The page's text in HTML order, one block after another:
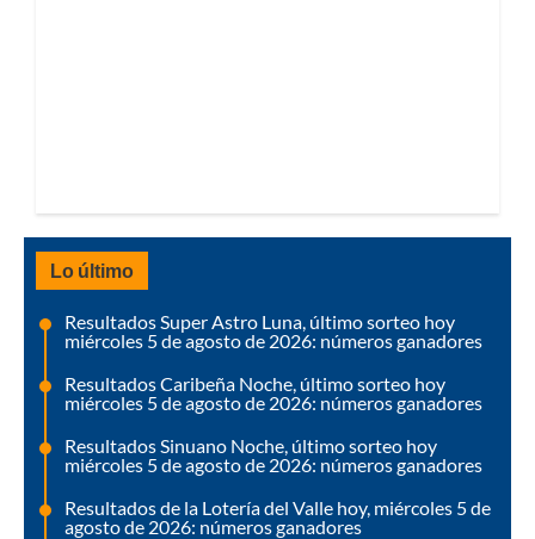
Lo último
Resultados Super Astro Luna, último sorteo hoy
miércoles 5 de agosto de 2026: números ganadores
Resultados Caribeña Noche, último sorteo hoy
miércoles 5 de agosto de 2026: números ganadores
Resultados Sinuano Noche, último sorteo hoy
miércoles 5 de agosto de 2026: números ganadores
Resultados de la Lotería del Valle hoy, miércoles 5 de
agosto de 2026: números ganadores